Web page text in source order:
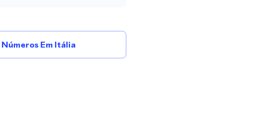
Números Em Itália